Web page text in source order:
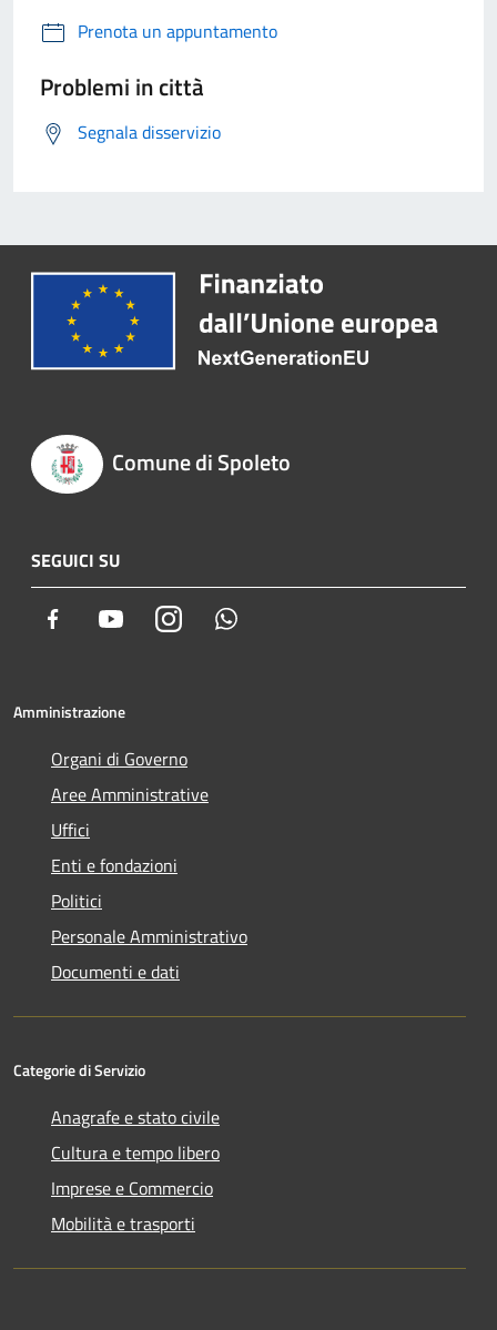
Prenota un appuntamento
Problemi in città
Segnala disservizio
Comune di Spoleto
SEGUICI SU
Facebook YoutubeInstagram
Amministrazione
Organi di Governo
Aree Amministrative
Uffici
Enti e fondazioni
Politici
Personale Amministrativo
Documenti e dati
Categorie di Servizio
Anagrafe e stato civile
Cultura e tempo libero
Imprese e Commercio
Mobilità e trasporti